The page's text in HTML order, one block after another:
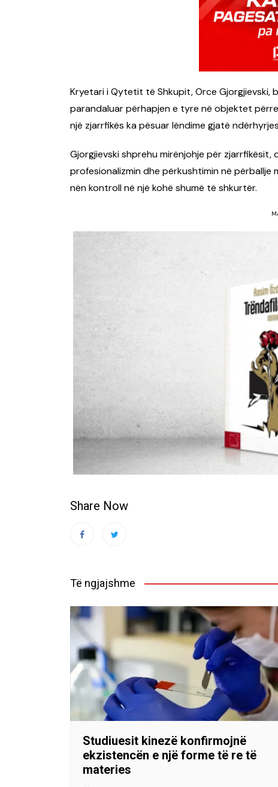
Kryetari i Qytetit të Shkupit, Orce Gjorgjievski,
parandaluar përhapjen e tyre në objektet
një zjarrfikës ka pësuar lëndime gjatë
Gjorgjievski shprehu mirënjohje për
profesionalizmin dhe përkushtimin në
nën kontroll në një kohë shumë të shkurtër.
Share Now
Të ngjajshme
Studiuesit kinezë konfirmojnë
ekzistencën e një forme të re të
materies